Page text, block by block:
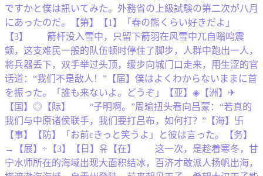
ですかと僕は訊いてみた。外務省の上級試験の第二次が八月
にあったのだ。【第】【1】「春の熊くらい好きだよ」
【3】 箭杆没入雪中，只留下箭羽在风雪中兀自嗡鸣震
颤，这支难民一般的队伍顿时停住了脚步，人群中跑出一人，
将兵器丢下，双手举过头顶，缓步向城门口走来，用生涩的官
话道：“我们不是敌人！”【届】僕はよくわからないままに首
を振った。「誰も来ないよ。どうぞ」【亚】◈【洲】✈
【国】◎【际】 “子明啊。”周瑜扭头看向吕蒙：“若真的
我们与中原诸侯联手，我们要打吕布，如何打？”【海】卐
【事】【防】「お前cきっと笑うよ」と彼は言った。【务】
→【展】÷【3】【日】유【在】 这一次，是趁着寒冬，甘
宁水师所在的海域出现大面积结冰，百济才敢派人扬帆出海，